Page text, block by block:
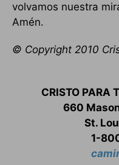
volvamos nuestra
Amén.
© Copyright 2010
CRISTO PARA
660
St.
1-